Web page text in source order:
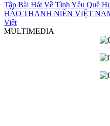
Tập Bài Hát Về Tình Yêu Quê
HÀO THANH NIÊN VIỆT
Việt
MULTIMEDIA